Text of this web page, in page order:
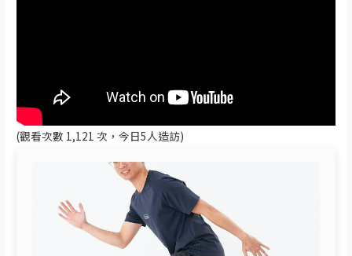
(觀看次數 1,121 次，今日5人造訪)